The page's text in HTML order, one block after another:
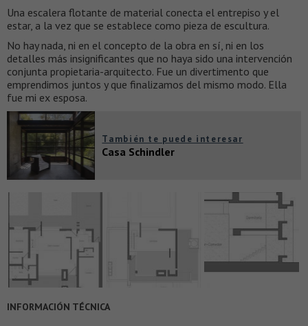
Una escalera flotante de material conecta el entrepiso y el
estar, a la vez que se establece como pieza de escultura.
No hay nada, ni en el concepto de la obra en sí, ni en los
detalles más insignificantes que no haya sido una intervención
conjunta propietaria-arquitecto. Fue un divertimento que
emprendimos juntos y que finalizamos del mismo modo. Ella
fue mi ex esposa.
También te puede interesar
Casa Schindler
INFORMACIÓN TÉCNICA